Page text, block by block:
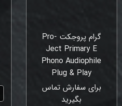
گرام پروجکت Pro-
Ject Primary E
Phono Audiophile
Plug & Play
برای سفارش تماس
بگیرید